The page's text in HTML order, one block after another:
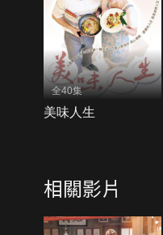
全40集
美味人生
相關影片